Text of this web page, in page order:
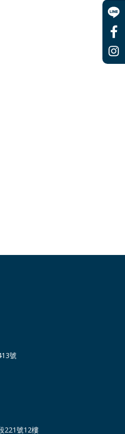
號
221號12樓